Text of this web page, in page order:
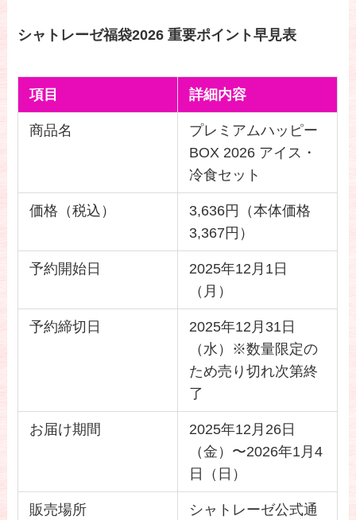
シャトレーゼ福袋2026 重要ポイント早見表
項目 詳細内容
商品名
プレミアムハッピー
BOX 2026 アイス・
冷食セット
価格（税込）
3,636円（本体価格
3,367円）
予約開始日
2025年12月1日
（月）
予約締切日
2025年12月31日
（水）※数量限定の
ため売り切れ次第終
了
お届け期間
2025年12月26日
（金）〜2026年1月4
日（日）
販売場所 シャトレーゼ公式通